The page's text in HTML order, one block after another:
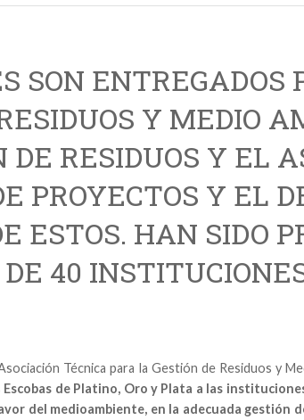
SON ENTREGADOS
Y MEDIO
RESIDUOS Y EL
PROYECTOS Y EL
ESTOS. HAN SIDO
40
Técnica para la Gestión de Residuos y
Escobas de Platino, Oro y Plata a las
del medioambiente, en la adecuada gestión